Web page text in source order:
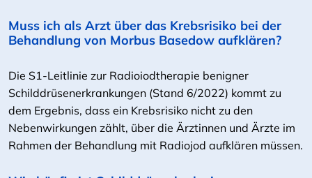
Muss ich als Arzt über das Krebsrisiko bei der
Behandlung von Morbus Basedow aufklären?
Die S1-Leitlinie zur Radioiodtherapie benigner
Schilddrüsenerkrankungen (Stand 6/2022) kommt zu
dem Ergebnis, dass ein Krebsrisiko nicht zu den
Nebenwirkungen zählt, über die Ärztinnen und Ärzte im
Rahmen der Behandlung mit Radiojod aufklären müssen.